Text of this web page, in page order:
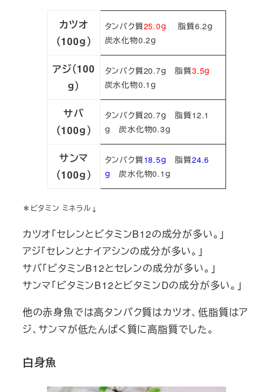
カツオ
（100ｇ）
タンパク質25.0ｇ 脂質6.2ｇ
炭水化物0.2ｇ
アジ（100
ｇ）
タンパク質20.7ｇ 脂質3.5ｇ
炭水化物0.1ｇ
サバ
（100ｇ）
タンパク質20.7ｇ 脂質12.1
ｇ 炭水化物0.3ｇ
サンマ
（100ｇ）
タンパク質18.5ｇ 脂質24.6
ｇ 炭水化物0.1ｇ
＊ビタミン ミネラル↓
カツオ「セレンとビタミンB12の成分が多い。」
アジ「セレンとナイアシンの成分が多い。」
サバ「ビタミンB12とセレンの成分が多い。」
サンマ「ビタミンB12とビタミンDの成分が多い。」
他の赤身魚では高タンパク質はカツオ、低脂質はア
ジ、サンマが低たんぱく質に高脂質でした。
白身魚